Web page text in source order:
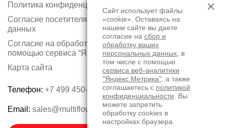
Политика конфиденциальности
Согласие посетителя сайта на обработку персональных
данных
Согласие на обработку персональных данных с
помощью сервиса “Яндекс.Метрика”
Карта сайта
Телефон: +7 499 450-75-50
Email: sales@multiflow.ru
Сайт использует файлы
«cookie». Оставаясь на
нашем сайте вы даете
согласие на сбор и
обработку ваших
персональных данных , в
том числе с помощью
сервиса веб-аналитики
"Яндекс.Метрика" , а также
соглашаетесь с политикой
конфиденциальности . Вы
можете запретить
обработку cookies в
настройках браузера.